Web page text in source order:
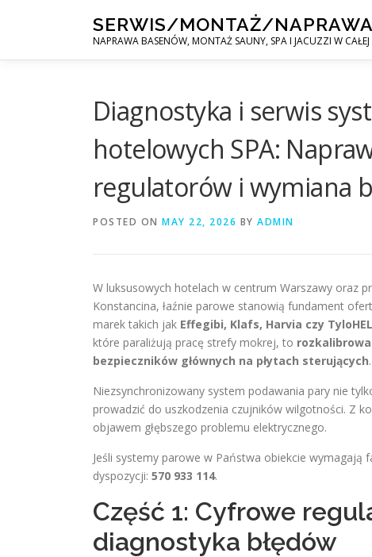
SERWIS/MONTAŻ/NAPRAWA
NAPRAWA BASENÓW, MONTAŻ SAUNY, SPA I JACUZZI W CAŁEJ
Diagnostyka i serwis
hotelowych SPA:
regulatorów i wymiana
POSTED ON MAY 22, 2026 BY ADMIN
W luksusowych hotelach w centrum Warszawy oraz
Konstancina, łaźnie parowe stanowią fundament
marek takich jak Effegibi, Klafs, Harvia czy
które paraliżują pracę strefy mokrej, to
bezpieczników głównych na płytach sterujących.
Niezsynchronizowany system podawania pary nie
prowadzić do uszkodzenia czujników wilgotności. Z
objawem głębszego problemu elektrycznego.
Jeśli systemy parowe w Państwa obiekcie wymagają
dyspozycji: 570 933 114.
Część 1: Cyfrowe
diagnostyka błędów